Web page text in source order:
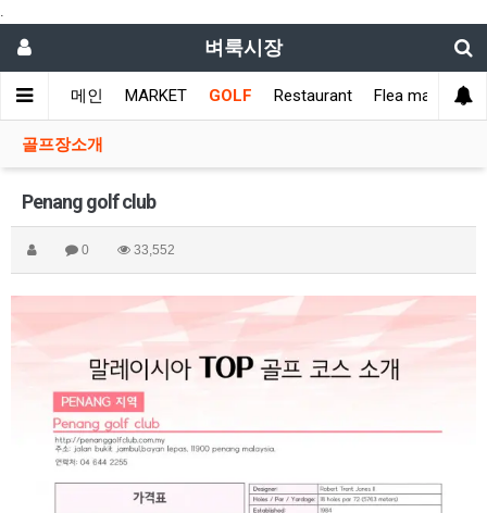
.
벼룩시장
메인 MARKET GOLF Restaurant Flea market
골프장소개
Penang golf club
0 33,552